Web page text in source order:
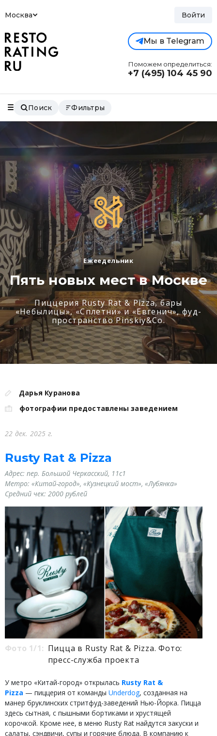
Москва Войти
Мы в Telegram
Поможем определиться:
+7 (495) 104 45 90
Поиск Фильтры
Ежеедельник
Пять новых мест в Москве
Пиццерия Rusty Rat & Pizza, бары
«Небылицы», «Сплетни» и «Евгенич», фуд-
пространство Pinskiy&Co.
Дарья Куранова
фотографии предоставлены заведением
22 дек. 2025 г.
Rusty Rat & Pizza
Адрес: пер. Большой Черкасский, 11с1
Метро: «Китай-город», «Кузнецкий мост», «Лубянка»
Средний чек: 2000 рублей
Фото 1/1: Пицца в Rusty Rat & Pizza. Фото:
пресс-служба проекта
У метро «Китай-город» открылась Rusty Rat &
Pizza — пиццерия от команды Underdog, созданная на
манер бруклинских стритфуд-заведений Нью-Йорка. Пицца
здесь сытная, с пышными бортиками и хрустящей
корочкой. Кроме нее, в меню Rusty Rat найдутся закуски и
салаты, сэндвичи, супы и горячие блюда. В компанию к